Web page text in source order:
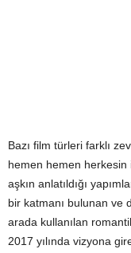
Bazı film türleri farklı
hemen hemen herkesin
aşkın anlatıldığı
bir katmanı bulunan ve
arada kullanılan
2017 yılında vizyona